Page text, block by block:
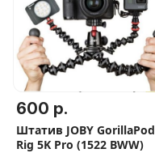
600 р.
Штатив JOBY GorillaPod
Rig 5K Pro (1522 BWW)